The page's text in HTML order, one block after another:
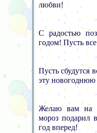
любви!
С радостью
годом! Пусть
Пусть сбудутся
эту
Желаю вам на
мороз подарил
год вперед!